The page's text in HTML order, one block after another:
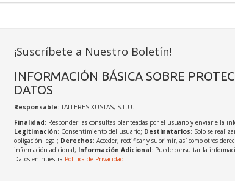
¡Suscríbete a Nuestro Boletín!
INFORMACIÓN BÁSICA SOBRE
DATOS
Responsable: TALLERES XUSTAS, S.L.U.
Finalidad: Responder las consultas planteadas por el usuario y enviarle la
Legitimación: Consentimiento del usuario; Destinatarios: Solo se
obligación legal; Derechos: Acceder, rectificar y suprimir, así como otros
información adicional; Información Adicional: Puede consultar la
Datos en nuestra Política de Privacidad.